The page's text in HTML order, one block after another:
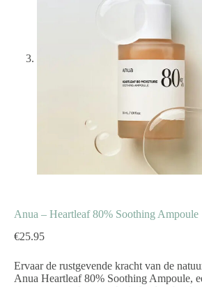
Anua – Heartleaf 80% Soothing Ampoule
€25.95
Ervaar de rustgevende kracht van de
Anua Heartleaf 80% Soothing Ampoule,